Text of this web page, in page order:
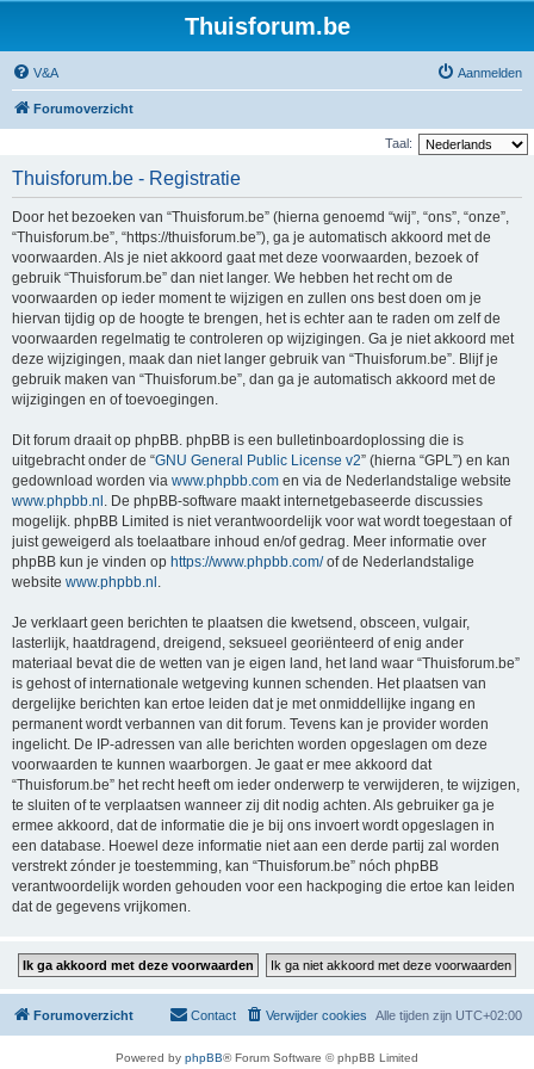
Thuisforum.be
V&A Aanmelden
Forumoverzicht
Taal:
Thuisforum.be - Registratie
Door het bezoeken van “Thuisforum.be” (hierna genoemd “wij”, “ons”, “onze”,
“Thuisforum.be”, “https://thuisforum.be”), ga je automatisch akkoord met de
voorwaarden. Als je niet akkoord gaat met deze voorwaarden, bezoek of
gebruik “Thuisforum.be” dan niet langer. We hebben het recht om de
voorwaarden op ieder moment te wijzigen en zullen ons best doen om je
hiervan tijdig op de hoogte te brengen, het is echter aan te raden om zelf de
voorwaarden regelmatig te controleren op wijzigingen. Ga je niet akkoord met
deze wijzigingen, maak dan niet langer gebruik van “Thuisforum.be”. Blijf je
gebruik maken van “Thuisforum.be”, dan ga je automatisch akkoord met de
wijzigingen en of toevoegingen.
Dit forum draait op phpBB. phpBB is een bulletinboardoplossing die is
uitgebracht onder de “GNU General Public License v2” (hierna “GPL”) en kan
gedownload worden via www.phpbb.com en via de Nederlandstalige website
www.phpbb.nl . De phpBB-software maakt internetgebaseerde discussies
mogelijk. phpBB Limited is niet verantwoordelijk voor wat wordt toegestaan of
juist geweigerd als toelaatbare inhoud en/of gedrag. Meer informatie over
phpBB kun je vinden op https://www.phpbb.com/of de Nederlandstalige
website www.phpbb.nl .
Je verklaart geen berichten te plaatsen die kwetsend, obsceen, vulgair,
lasterlijk, haatdragend, dreigend, seksueel georiënteerd of enig ander
materiaal bevat die de wetten van je eigen land, het land waar “Thuisforum.be”
is gehost of internationale wetgeving kunnen schenden. Het plaatsen van
dergelijke berichten kan ertoe leiden dat je met onmiddellijke ingang en
permanent wordt verbannen van dit forum. Tevens kan je provider worden
ingelicht. De IP-adressen van alle berichten worden opgeslagen om deze
voorwaarden te kunnen waarborgen. Je gaat er mee akkoord dat
“Thuisforum.be” het recht heeft om ieder onderwerp te verwijderen, te wijzigen,
te sluiten of te verplaatsen wanneer zij dit nodig achten. Als gebruiker ga je
ermee akkoord, dat de informatie die je bij ons invoert wordt opgeslagen in
een database. Hoewel deze informatie niet aan een derde partij zal worden
verstrekt zónder je toestemming, kan “Thuisforum.be” nóch phpBB
verantwoordelijk worden gehouden voor een hackpoging die ertoe kan leiden
dat de gegevens vrijkomen.
Forumoverzicht Alle tijden zijn UTC+02:00
Verwijder cookies
Contact
Powered by phpBB® Forum Software © phpBB Limited